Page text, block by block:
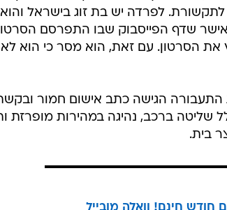
לפרדה יש בת זוג בישראל והוא
אישר שדף הפייסבוק שבו התפרסם
את הסרטון. עם זאת, הוא מסר כי הוא לא
הגישה כתב אישום חמור
שליטה ברכב, נהיגה במהירות מופרזת
בית.
שקלים וגם חודש חינם! וואלה מובייל